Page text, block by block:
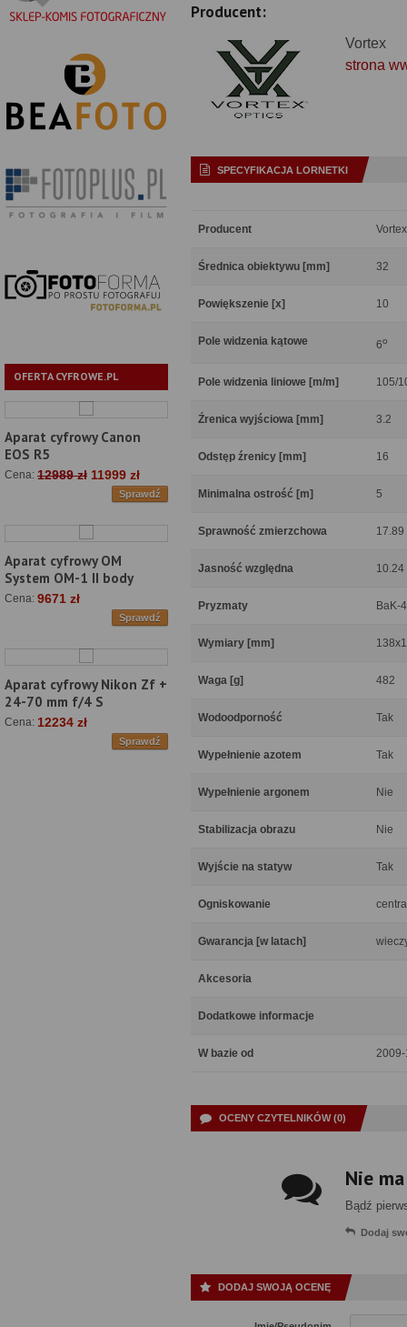
OFERTA CYFROWE.PL
Aparat cyfrowy Canon
EOS R5
Cena: 12989 zł 11999 zł
Sprawdź
Aparat cyfrowy OM
System OM-1 II body
Cena: 9671 zł
Sprawdź
Aparat cyfrowy Nikon Zf +
24-70 mm f/4 S
Cena: 12234 zł
Sprawdź
Producent:
Vortex
strona
SPECYFIKACJA LORNETKI
Producent Vortex
Średnica obiektywu [mm] 32
Powiększenie [x] 10
Pole widzenia kątowe 6o
Pole widzenia liniowe [m/m] 105/
Źrenica wyjściowa [mm] 3.2
Odstęp źrenicy [mm] 16
Minimalna ostrość [m] 5
Sprawność zmierzchowa 17.89
Jasność względna 10.24
Pryzmaty BaK-
Wymiary [mm]
Waga [g] 482
Wodoodporność Tak
Wypełnienie azotem Tak
Wypełnienie argonem Nie
Stabilizacja obrazu Nie
Wyjście na statyw Tak
Ogniskowanie
Gwarancja [w latach]
Akcesoria
Dodatkowe informacje
W bazie od
OCENY CZYTELNIKÓW (0)
Nie
Bądź
Dodaj
DODAJ SWOJĄ OCENĘ